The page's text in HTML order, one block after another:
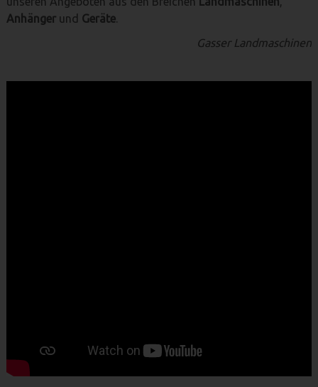
Anhängerund Geräte.
Gasser Landmaschinen